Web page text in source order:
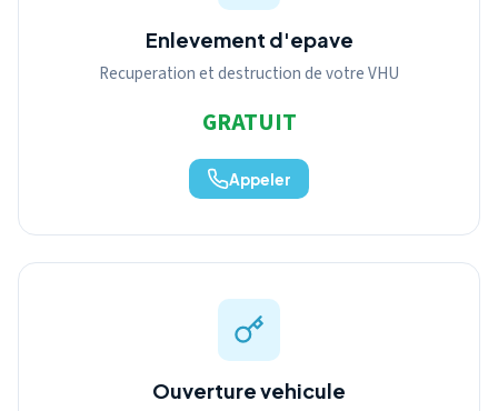
Enlevement d'epave
Recuperation et destruction de votre VHU
GRATUIT
Appeler
Ouverture vehicule